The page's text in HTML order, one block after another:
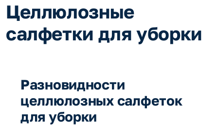
Целлюлозные
салфетки для уборки
Разновидности
целлюлозных салфеток
для уборки